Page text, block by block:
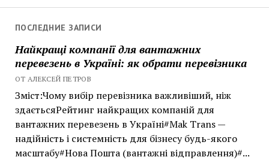
ПОСЛЕДНИЕ ЗАПИСИ
Найкращі компанії для вантажних
перевезень в Україні: як обрати перевізника
ОТ АЛЕКСЕЙ ПЕТРОВ
Зміст:Чому вибір перевізника важливіший, ніж
здаєтьсяРейтинг найкращих компаній для
вантажних перевезень в Україні#Mak Trans —
надійність і системність для бізнесу будь-якого
масштабу#Нова Пошта (вантажні відправлення)#...